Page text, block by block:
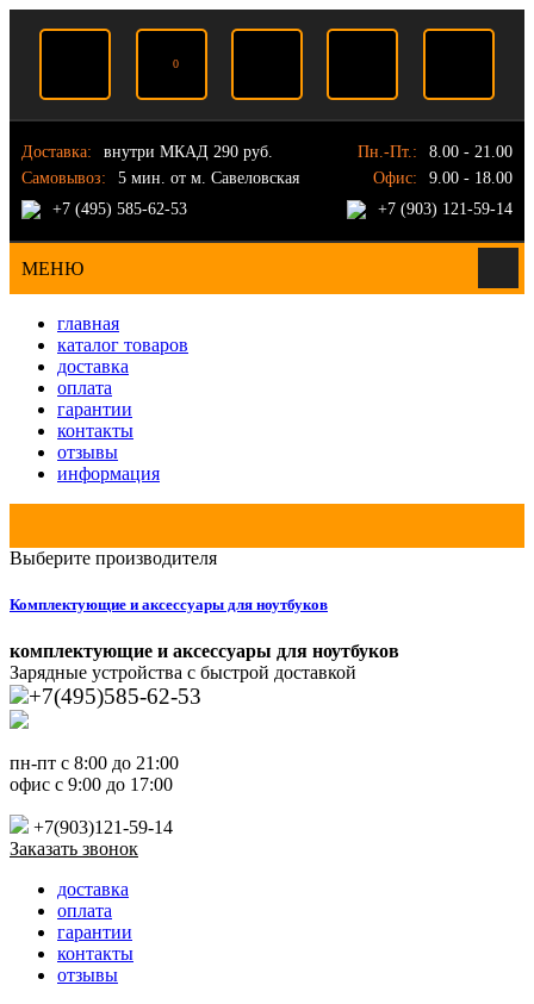
0
Доставка:
внутри МКАД 290 руб.
Самовывоз:
5 мин. от м. Савеловская
+7 (495) 585-62-53
Пн.-Пт.:
8.00 - 21.00
Офис:
9.00 - 18.00
+7 (903) 121-59-14
МЕНЮ
главная
каталог товаров
доставка
оплата
гарантии
контакты
отзывы
информация
Выберите производителя
Комплектующие и аксессуары для ноутбуков
комплектующие и аксессуары для ноутбуков
Зарядные устройства с быстрой доставкой
+7(495)585-62-53
пн-пт с 8:00 до 21:00
офис с 9:00 до 17:00
+7(903)121-59-14
Заказать звонок
доставка
оплата
гарантии
контакты
отзывы